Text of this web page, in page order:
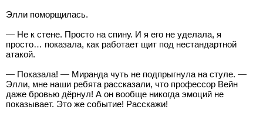
Элли поморщилась.
— Не к стене. Просто на спину. И я его не уделала, я
просто… показала, как работает щит под нестандартной
атакой.
— Показала! — Миранда чуть не подпрыгнула на стуле. —
Элли, мне наши ребята рассказали, что профессор Вейн
даже бровью дёрнул! А он вообще никогда эмоций не
показывает. Это же событие! Расскажи!